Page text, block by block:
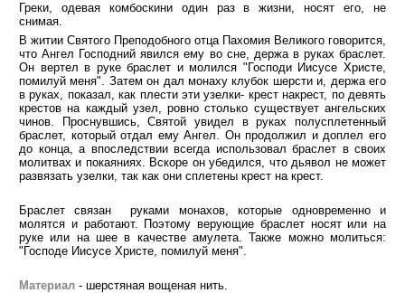
Греки, одевая комбоскини один раз в жизни, носят его, не
снимая.
В житии Святого Преподобного отца Пахомия Великого говорится,
что Ангел Господний явился ему во сне, держа в руках браслет.
Он вертел в руке браслет и молился "Господи Иисусе Христе,
помилуй меня". Затем он дал монаху клубок шерсти и, держа его
в руках, показал, как плести эти узелки- крест накрест, по девять
крестов на каждый узел, ровно столько существует ангельских
чинов. Проснувшись, Святой увидел в руках полусплетенный
браслет, который отдал ему Ангел. Он продолжил и доплел его
до конца, а впоследствии всегда использовал браслет в своих
молитвах и покаяниях. Вскоре он убедился, что дьявол не может
развязать узелки, так как они сплетены крест на крест.
Браслет связан руками монахов, которые одновременно и
молятся и работают. Поэтому верующие браслет носят или на
руке или на шее в качестве амулета. Также можно молиться:
"Господе Иисусе Христе, помилуй меня".
Материал - шерстяная вощеная нить.